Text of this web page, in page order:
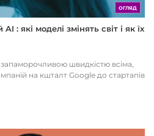
ОГЛЯД
: які моделі змінять світ і як їх
швидкістю всіма,
на кшталт Google до стартапів